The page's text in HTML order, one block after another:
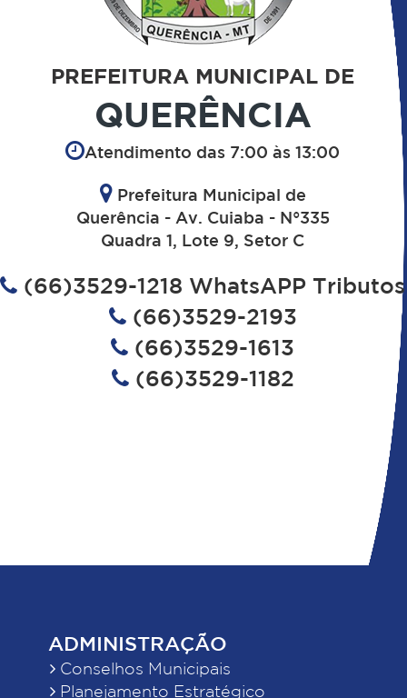
PREFEITURA MUNICIPAL DE
QUERÊNCIA
Atendimento das 7:00 às 13:00
Prefeitura Municipal de
Querência - Av. Cuiaba - N°335
Quadra 1, Lote 9, Setor C
(66)3529-1218 WhatsAPP Tributos
(66)3529-2193
(66)3529-1613
(66)3529-1182
ADMINISTRAÇÃO
Conselhos Municipais
Planejamento Estratégico